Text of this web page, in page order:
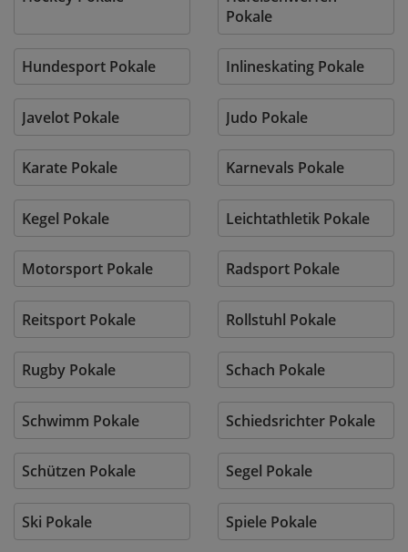
Pokale
Hundesport Pokale Inlineskating Pokale
Javelot Pokale Judo Pokale
Karate Pokale Karnevals Pokale
Kegel Pokale Leichtathletik Pokale
Motorsport Pokale Radsport Pokale
Reitsport Pokale Rollstuhl Pokale
Rugby Pokale Schach Pokale
Schwimm Pokale Schiedsrichter Pokale
Schützen Pokale Segel Pokale
Ski Pokale Spiele Pokale